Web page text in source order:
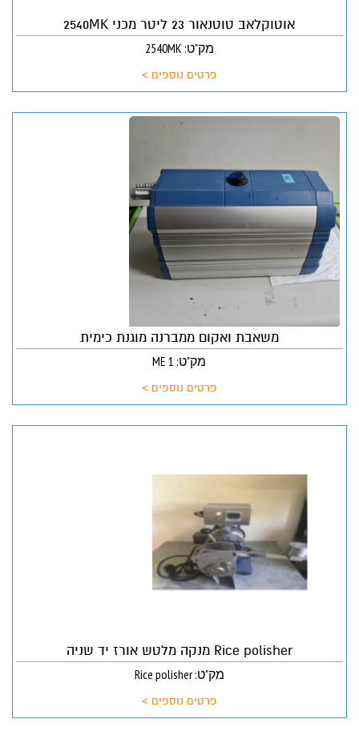
אוטוקלאב טוטנאור 23 ליטר מכני 2540MK
מק"ט: 2540MK
פרטים נוספים >
משאבת ואקום ממברנה מוגנת כימית
מק"ט: ME 1
פרטים נוספים >
Rice polisher מנקה מלטש אורז יד שניה
מק"ט: Rice polisher
פרטים נוספים >